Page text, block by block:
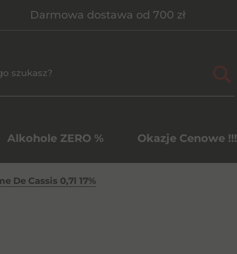
Darmowa dostawa od 700 zł
Alkohole ZERO % Okazje Cenowe !!!
De Cassis 0,7l 17%